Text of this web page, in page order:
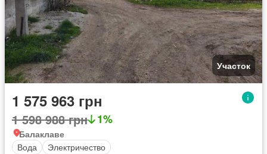
Участок
1 575 963 грн
1 598 988 грн 1%
Балаклаве
Вода
Электричество